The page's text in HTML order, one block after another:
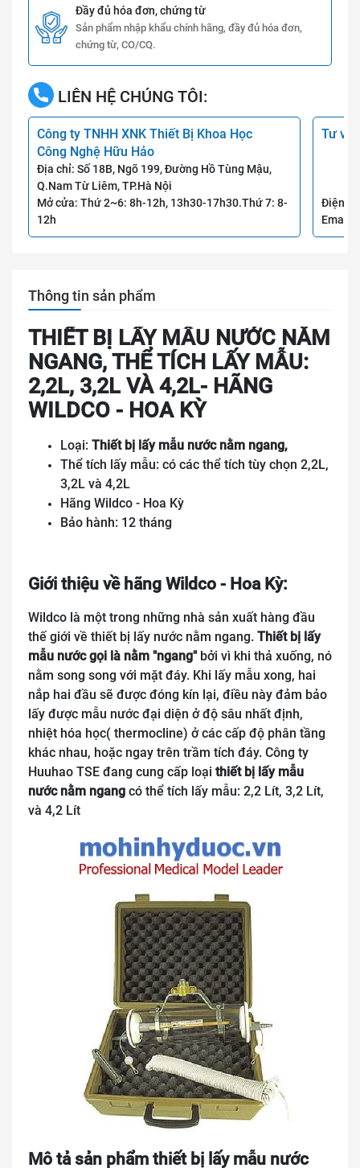
Đầy đủ hóa đơn, chứng từ
Sản phẩm nhập khẩu chính hãng, đầy đủ hóa đơn,
chứng từ, CO/CQ.
LIÊN HỆ CHÚNG TÔI:
Công ty TNHH XNK Thiết Bị Khoa Học
Công Nghệ Hữu Hảo
Địa chỉ: Số 18B, Ngõ 199, Đường Hồ Tùng Mậu,
Q.Nam Từ Liêm, TP.Hà Nội
Mở cửa: Thứ 2~6: 8h-12h, 13h30-17h30.Thứ 7: 8-
12h
Tư
Điện
Email:
Thông tin sản phẩm
THIẾT BỊ LẤY MẪU NƯỚC NẰM
NGANG, THỂ TÍCH LẤY MẪU:
2,2L, 3,2L VÀ 4,2L- HÃNG
WILDCO - HOA KỲ
Loại: Thiết bị lấy mẫu nước nằm ngang,
Thể tích lấy mẫu: có các thể tích tùy chọn 2,2L,
3,2L và 4,2L
Hãng Wildco - Hoa Kỳ
Bảo hành: 12 tháng
Giới thiệu về hãng Wildco - Hoa Kỳ:
Wildco là một trong những nhà sản xuất hàng đầu
thế giới về thiết bị lấy nước nằm ngang. Thiết bị lấy
mẫu nước gọi là nằm "ngang"bởi vì khi thả xuống, nó
nằm song song với mặt đáy. Khi lấy mẫu xong, hai
nắp hai đầu sẽ được đóng kín lại, điều này đảm bảo
lấy được mẫu nước đại diện ở độ sâu nhất định,
nhiệt hóa học( thermocline) ở các cấp độ phân tầng
khác nhau, hoặc ngay trên trầm tích đáy. Công ty
Huuhao TSE đang cung cấp loại thiết bị lấy mẫu
nước nằm ngang có thể tích lấy mẫu: 2,2 Lít, 3,2 Lít,
và 4,2 Lít
Mô tả sản phẩm thiết bị lấy mẫu nước